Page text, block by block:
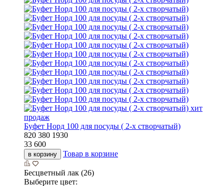
хит
продаж
Буфет Норд 100 для посуды ( 2-х створчатый)
820 380 1930
33 600
в корзину Товар в корзине
Бесцветный лак (26)
Выберите цвет: